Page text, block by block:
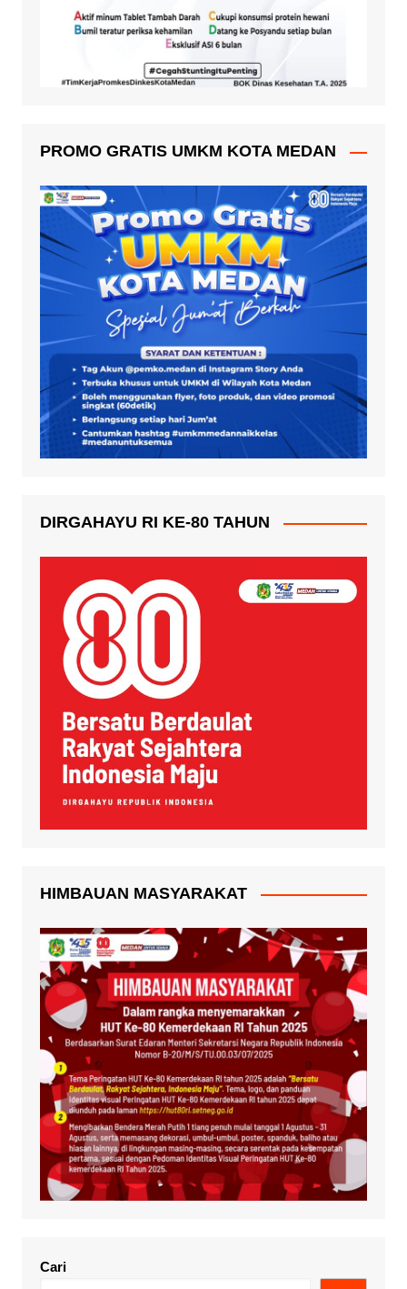
PROMO GRATIS UMKM KOTA MEDAN
DIRGAHAYU RI KE-80 TAHUN
HIMBAUAN MASYARAKAT
Cari